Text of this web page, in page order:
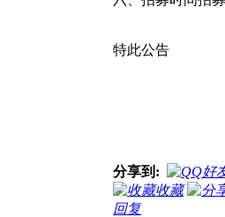
特此公告
分享到:
收藏
回复